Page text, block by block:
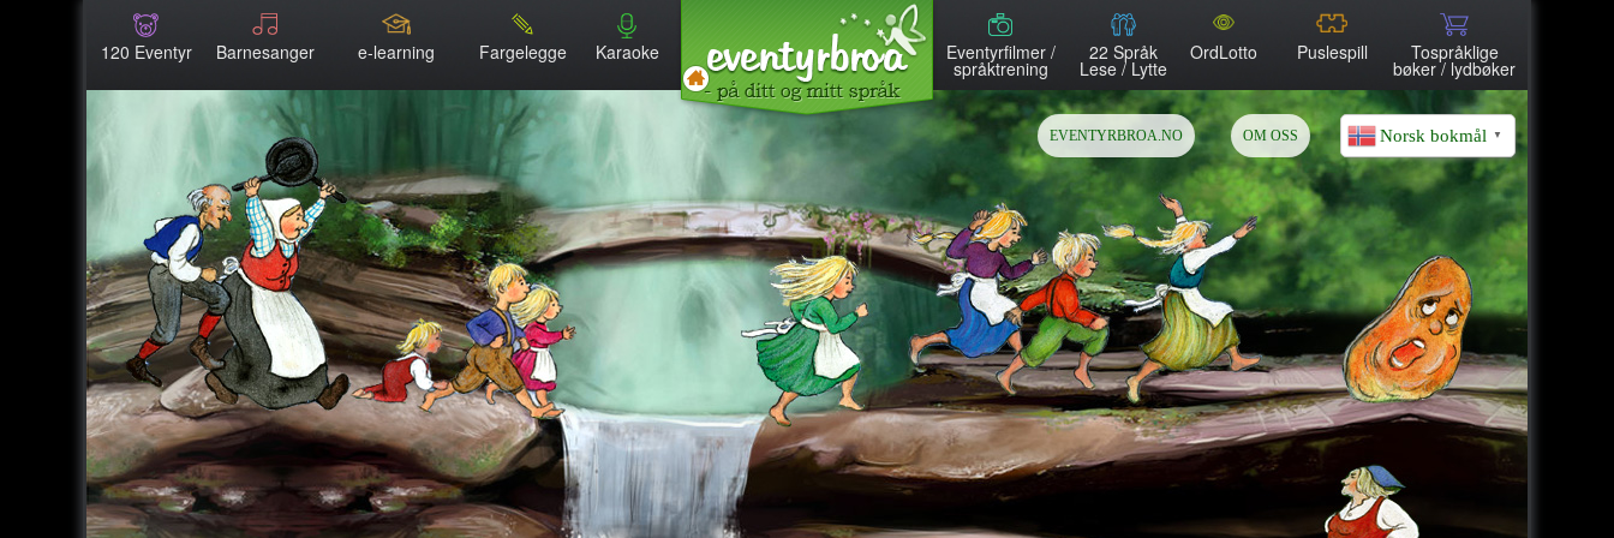
120 Eventyr Barnesanger e-learning Fargelegge Karaoke Eventyrfilmer /
språktrening
22 Språk
Lese / Lytte
OrdLotto Puslespill Tospråklige
bøker / lydbøker
Norsk bokmål ▼
OM OSS
EVENTYRBROA.NO